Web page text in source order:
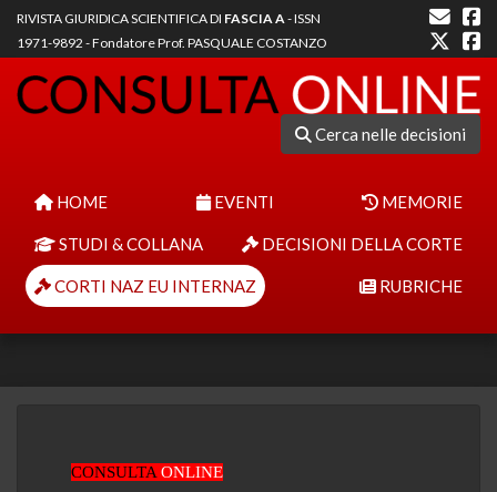
RIVISTA GIURIDICA SCIENTIFICA DI FASCIA A- ISSN
1971-9892 - Fondatore Prof. PASQUALE COSTANZO
Cerca nelle decisioni
HOME EVENTI MEMORIE
STUDI & COLLANA DECISIONI DELLA CORTE
CORTI NAZ EU INTERNAZ RUBRICHE
CONSULTA ONLINE